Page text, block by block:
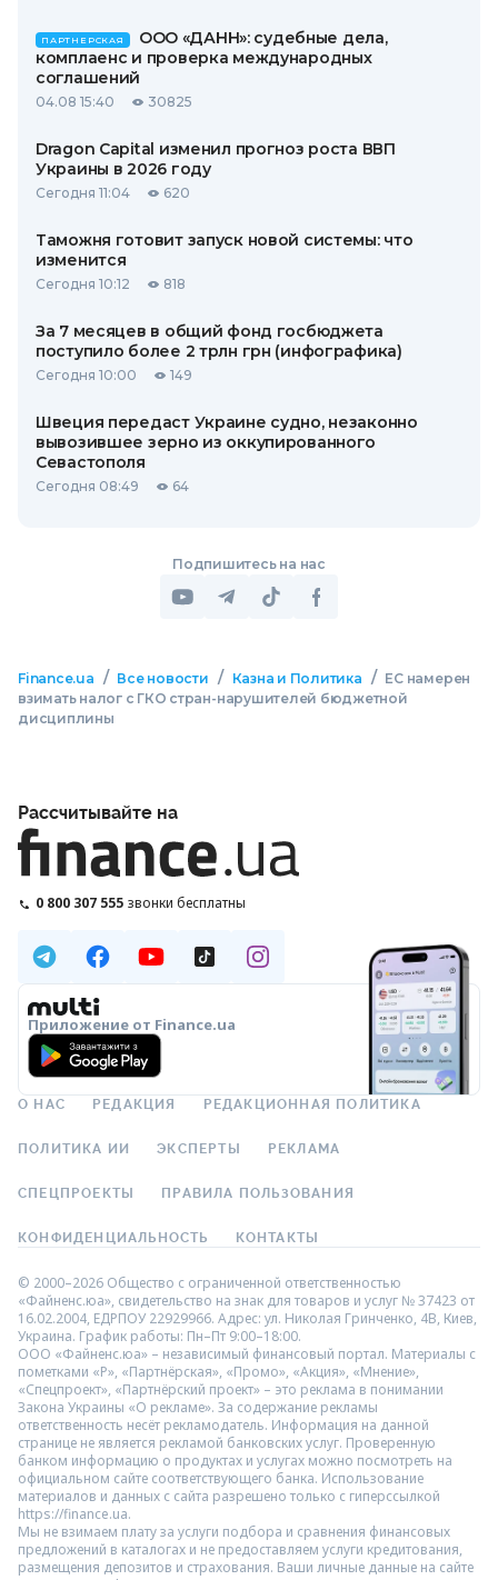
ПАРТНЕРСКАЯ
ООО «ДАНН»: судебные дела,
комплаенс и проверка международных
соглашений
04.08 15:40 30825
Dragon Capital изменил прогноз роста ВВП
Украины в 2026 году
Сегодня 11:04 620
Таможня готовит запуск новой системы: что
изменится
Сегодня 10:12 818
За 7 месяцев в общий фонд госбюджета
поступило более 2 трлн грн (инфографика)
Сегодня 10:00 149
Швеция передаст Украине судно, незаконно
вывозившее зерно из оккупированного
Севастополя
Сегодня 08:49 64
Подпишитесь на нас
Finance.ua / Все новости / Казна и Политика / ЕС намерен
взимать налог с ГКО стран-нарушителей бюджетной
дисциплины
Рассчитывайте на
0 800 307 555 звонки бесплатны
Приложение от Finance.ua
О НАС РЕДАКЦИЯ РЕДАКЦИОННАЯ ПОЛИТИКА
ПОЛИТИКА ИИ ЭКСПЕРТЫ РЕКЛАМА
СПЕЦПРОЕКТЫ ПРАВИЛА ПОЛЬЗОВАНИЯ
КОНФИДЕНЦИАЛЬНОСТЬ КОНТАКТЫ
© 2000–2026 Общество с ограниченной ответственностью
«Файненс.юа», свидетельство на знак для товаров и услуг № 37423 от
16.02.2004, ЕДРПОУ 22929966. Адрес: ул. Николая Гринченко, 4В, Киев,
Украина. График работы: Пн–Пт 9:00–18:00.
ООО «Файненс.юа» – независимый финансовый портал. Материалы с
пометками «Р», «Партнёрская», «Промо», «Акция», «Мнение»,
«Спецпроект», «Партнёрский проект» – это реклама в понимании
Закона Украины «О рекламе». За содержание рекламы
ответственность несёт рекламодатель. Информация на данной
странице не является рекламой банковских услуг. Проверенную
банком информацию о продуктах и услугах можно посмотреть на
официальном сайте соответствующего банка. Использование
материалов и данных с сайта разрешено только с гиперссылкой
https://finance.ua.
Мы не взимаем плату за услуги подбора и сравнения финансовых
предложений в каталогах и не предоставляем услуги кредитования,
размещения депозитов и страхования. Ваши личные данные на сайте